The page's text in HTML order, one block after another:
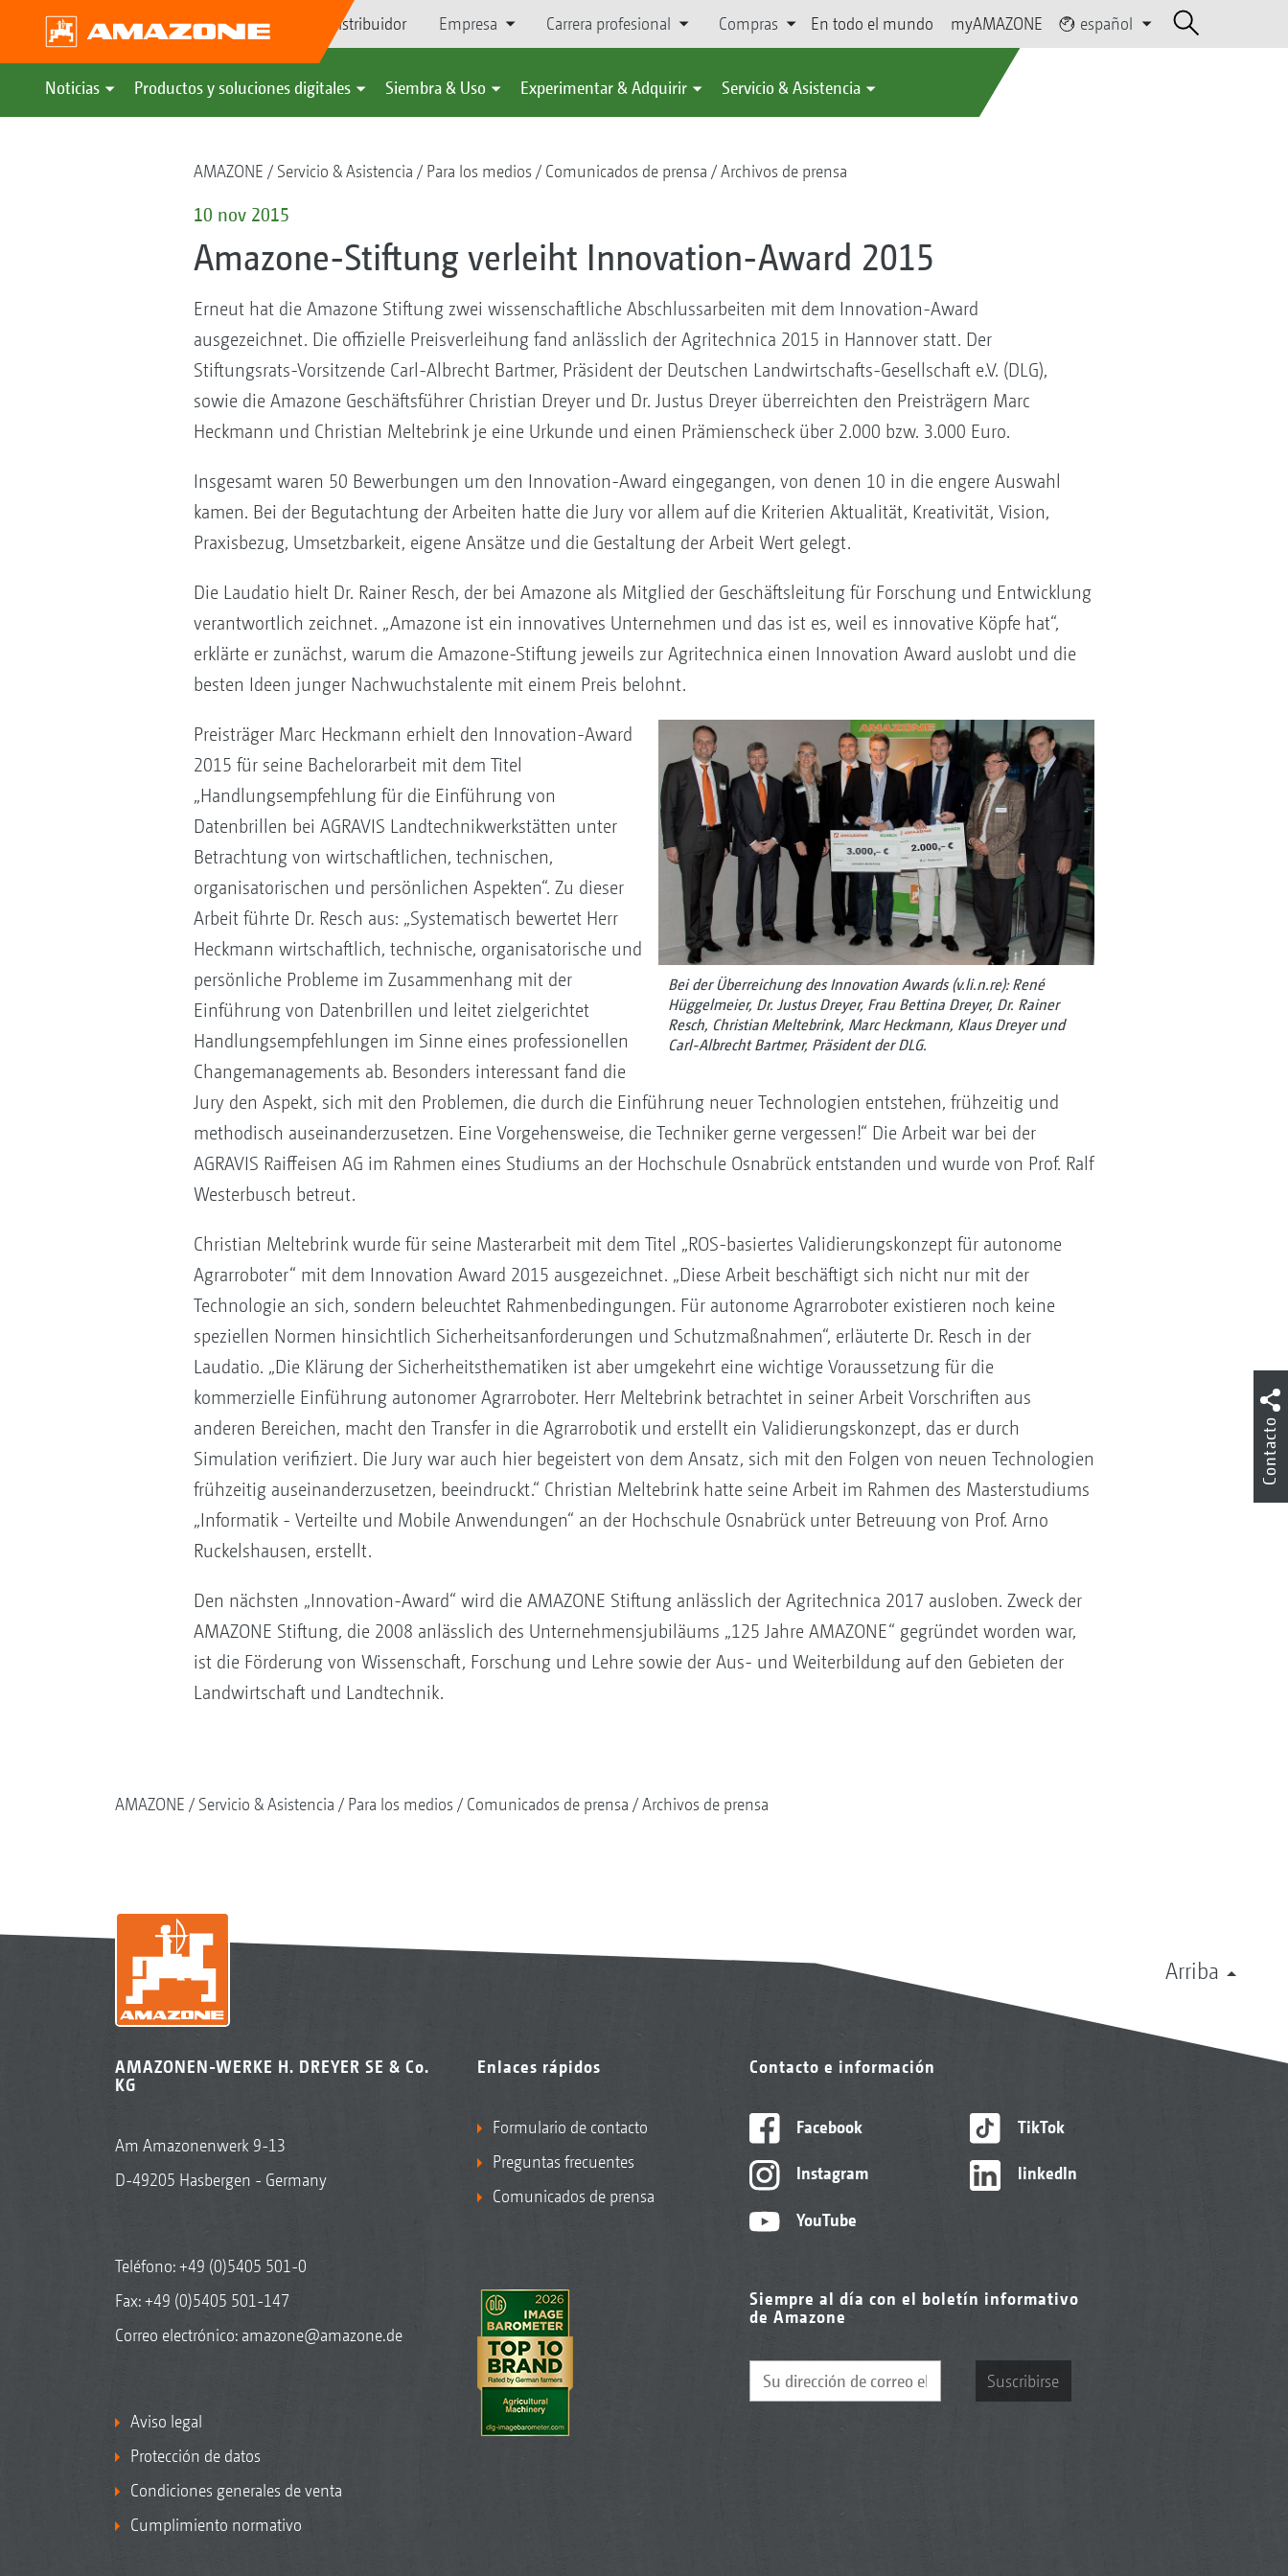
Búsqueda de distribuidor Empresa Carrera profesional Compras En todo el mundo myAMAZONE español
Noticias Productos y soluciones digitales Siembra & Uso Experimentar & Adquirir Servicio & Asistencia
AMAZONE Servicio & Asistencia Para los medios Comunicados de prensa Archivos de prensa
10 nov 2015
Amazone-Stiftung verleiht Innovation-Award 2015
Erneut hat die Amazone Stiftung zwei wissenschaftliche Abschlussarbeiten mit dem Innovation-Award
ausgezeichnet. Die offizielle Preisverleihung fand anlässlich der Agritechnica 2015 in Hannover statt. Der
Stiftungsrats-Vorsitzende Carl-Albrecht Bartmer, Präsident der Deutschen Landwirtschafts-Gesellschaft e.V. (DLG),
sowie die Amazone Geschäftsführer Christian Dreyer und Dr. Justus Dreyer überreichten den Preisträgern Marc
Heckmann und Christian Meltebrink je eine Urkunde und einen Prämienscheck über 2.000 bzw. 3.000 Euro.
Insgesamt waren 50 Bewerbungen um den Innovation-Award eingegangen, von denen 10 in die engere Auswahl
kamen. Bei der Begutachtung der Arbeiten hatte die Jury vor allem auf die Kriterien Aktualität, Kreativität, Vision,
Praxisbezug, Umsetzbarkeit, eigene Ansätze und die Gestaltung der Arbeit Wert gelegt.
Die Laudatio hielt Dr. Rainer Resch, der bei Amazone als Mitglied der Geschäftsleitung für Forschung und Entwicklung
verantwortlich zeichnet. „Amazone ist ein innovatives Unternehmen und das ist es, weil es innovative Köpfe hat“,
erklärte er zunächst, warum die Amazone-Stiftung jeweils zur Agritechnica einen Innovation Award auslobt und die
besten Ideen junger Nachwuchstalente mit einem Preis belohnt.
Bei der Überreichung des Innovation Awards (v.li.n.re): René
Hüggelmeier, Dr. Justus Dreyer, Frau Bettina Dreyer, Dr. Rainer
Resch, Christian Meltebrink, Marc Heckmann, Klaus Dreyer und
Carl-Albrecht Bartmer, Präsident der DLG.
Preisträger Marc Heckmann erhielt den Innovation-Award
2015 für seine Bachelorarbeit mit dem Titel
„Handlungsempfehlung für die Einführung von
Datenbrillen bei AGRAVIS Landtechnikwerkstätten unter
Betrachtung von wirtschaftlichen, technischen,
organisatorischen und persönlichen Aspekten“. Zu dieser
Arbeit führte Dr. Resch aus: „Systematisch bewertet Herr
Heckmann wirtschaftlich, technische, organisatorische und
persönliche Probleme im Zusammenhang mit der
Einführung von Datenbrillen und leitet zielgerichtet
Handlungsempfehlungen im Sinne eines professionellen
Changemanagements ab. Besonders interessant fand die
Jury den Aspekt, sich mit den Problemen, die durch die Einführung neuer Technologien entstehen, frühzeitig und
methodisch auseinanderzusetzen. Eine Vorgehensweise, die Techniker gerne vergessen!“ Die Arbeit war bei der
AGRAVIS Raiffeisen AG im Rahmen eines Studiums an der Hochschule Osnabrück entstanden und wurde von Prof. Ralf
Westerbusch betreut.
Christian Meltebrink wurde für seine Masterarbeit mit dem Titel „ROS-basiertes Validierungskonzept für autonome
Agrarroboter“ mit dem Innovation Award 2015 ausgezeichnet. „Diese Arbeit beschäftigt sich nicht nur mit der
Technologie an sich, sondern beleuchtet Rahmenbedingungen. Für autonome Agrarroboter existieren noch keine
speziellen Normen hinsichtlich Sicherheitsanforderungen und Schutzmaßnahmen“, erläuterte Dr. Resch in der
Laudatio. „Die Klärung der Sicherheitsthematiken ist aber umgekehrt eine wichtige Voraussetzung für die
kommerzielle Einführung autonomer Agrarroboter. Herr Meltebrink betrachtet in seiner Arbeit Vorschriften aus
anderen Bereichen, macht den Transfer in die Agrarrobotik und erstellt ein Validierungskonzept, das er durch
Simulation verifiziert. Die Jury war auch hier begeistert von dem Ansatz, sich mit den Folgen von neuen Technologien
frühzeitig auseinanderzusetzen, beeindruckt.“ Christian Meltebrink hatte seine Arbeit im Rahmen des Masterstudiums
„Informatik - Verteilte und Mobile Anwendungen“ an der Hochschule Osnabrück unter Betreuung von Prof. Arno
Ruckelshausen, erstellt.
Den nächsten „Innovation-Award“ wird die AMAZONE Stiftung anlässlich der Agritechnica 2017 ausloben. Zweck der
AMAZONE Stiftung, die 2008 anlässlich des Unternehmensjubiläums „125 Jahre AMAZONE“ gegründet worden war,
ist die Förderung von Wissenschaft, Forschung und Lehre sowie der Aus- und Weiterbildung auf den Gebieten der
Landwirtschaft und Landtechnik.
AMAZONE Servicio & Asistencia Para los medios Comunicados de prensa Archivos de prensa
Arriba
AMAZONEN-WERKE H. DREYER SE & Co.
KG
Am Amazonenwerk 9-13
D-49205 Hasbergen - Germany
Teléfono:+49 (0)5405 501-0
Fax: +49 (0)5405 501-147
Correo electrónico: amazone@amazone.de
Aviso legal
Protección de datos
Condiciones generales de venta
Cumplimiento normativo
Enlaces rápidos
Formulario de contacto
Preguntas frecuentes
Comunicados de prensa
Contacto e información
Facebook
Instagram
YouTube
TikTok
linkedIn
Siempre al día con el boletín informativo
de Amazone
Suscribirse
Contacto